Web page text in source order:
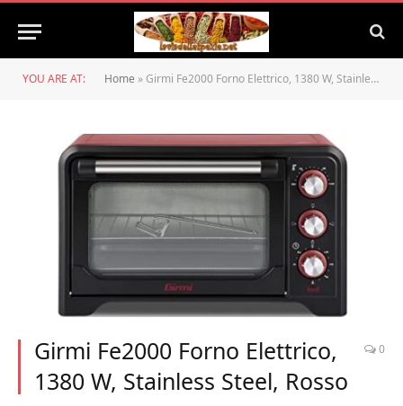
YOU ARE AT: Home » Girmi Fe2000 Forno Elettrico, 1380 W, Stainless Steel, Rosso
Girmi Fe2000 Forno Elettrico,
1380 W, Stainless Steel, Rosso
0